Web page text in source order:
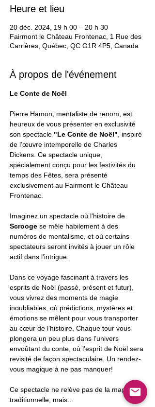
Heure et lieu
20 déc. 2024, 19 h 00 – 20 h 30
Fairmont le Château Frontenac, 1 Rue des
Carrières, Québec, QC G1R 4P5, Canada
À propos de l'événement
Le Conte de Noël
Pierre Hamon, mentaliste de renom, est
heureux de vous présenter en exclusivité
son spectacle "Le Conte de Noël" , inspiré
de l’œuvre intemporelle de Charles
Dickens. Ce spectacle unique,
spécialement conçu pour les festivités du
temps des Fêtes, sera présenté
exclusivement au Fairmont le Château
Frontenac.
Imaginez un spectacle où l'histoire de
Scrooge se mêle habilement à des
numéros de mentalisme, et où certains
spectateurs seront invités à jouer un rôle
actif dans l'intrigue.
Dans ce voyage fascinant à travers les
esprits de Noël (passé, présent et futur),
vous vivrez des moments de magie
inoubliables, où prédictions, mystères et
émotions se mêlent pour vous transporter
au cœur de l’histoire. Chaque tour vous
plongera un peu plus dans l’univers
envoûtant du conte, où l’esprit de Noël sera
revisité de façon spectaculaire. Un rendez-
vous magique à ne pas manquer!
Ce spectacle ne relève pas de la magie
traditionnelle, mais…